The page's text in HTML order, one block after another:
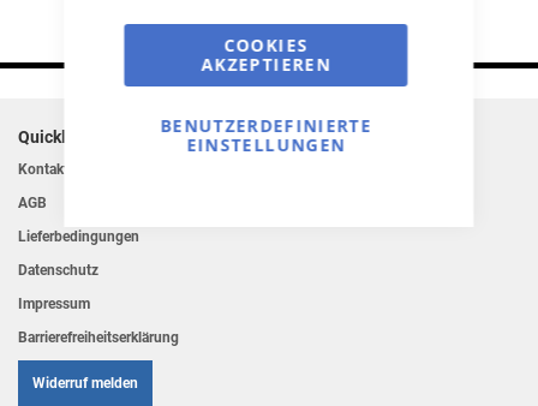
Wenn Sie mehr wissen möchten, lesen
Sie bitte die Datenschutzerklärung.
COOKIES
AKZEPTIEREN
BENUTZERDEFINIERTE
EINSTELLUNGEN
Quicklinks
Kontakt
AGB
Lieferbedingungen
Datenschutz
Impressum
Barrierefreiheitserklärung
Widerruf melden